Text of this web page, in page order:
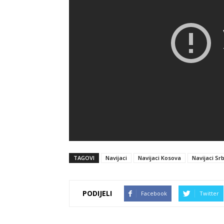
TAGOVI Navijaci Navijaci Kosova Navijaci
PODIJELI Facebook Twitter